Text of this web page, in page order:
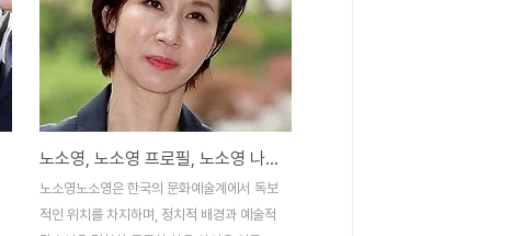
경험을 쌓았다. 총재로서의 주요 역할은 금융
통화위원회 의장으로서 기준금리 결정, 물가
안정, 금융시장 안정 유지다. 2026년 들어
고환율과 주택시장 불안 속에서 성장과 금융
안정의 균형을 강조하며, 신년사에서 "1400
원대 후반 환율은 한국 펀더멘털과 괴리된 수
준"이라고 지적했다. 최근 1월 15일 금융통
화위원회에서 기준금리를 2.50%로 동결한
노소영, 노소영 프로필, 노소영 나이, 노소영 자녀, 노소영 위자료
노소영노소영은 한국의 문화예술계에서 독보
적인 위치를 차지하며, 정치적 배경과 예술적